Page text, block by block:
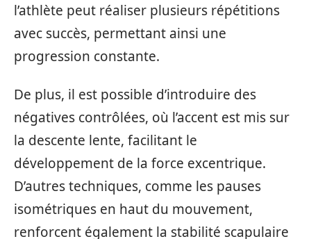
l’athlète peut réaliser plusieurs répétitions
avec succès, permettant ainsi une
progression constante.
De plus, il est possible d’introduire des
négatives contrôlées, où l’accent est mis sur
la descente lente, facilitant le
développement de la force excentrique.
D’autres techniques, comme les pauses
isométriques en haut du mouvement,
renforcent également la stabilité scapulaire